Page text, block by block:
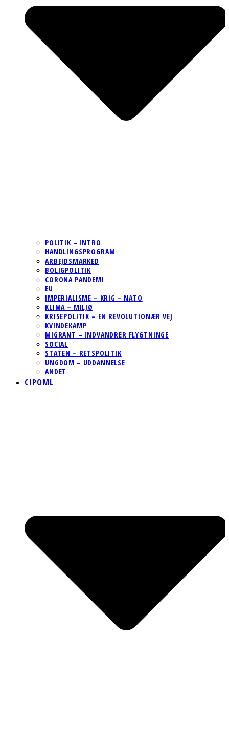
POLITIK – INTRO
HANDLINGSPROGRAM
ARBEJDSMARKED
BOLIGPOLITIK
CORONA PANDEMI
EU
IMPERIALISME – KRIG – NATO
KLIMA – MILJØ
KRISEPOLITIK – EN REVOLUTIONÆR VEJ
KVINDEKAMP
MIGRANT – INDVANDRER FLYGTNINGE
SOCIAL
STATEN – RETSPOLITIK
UNGDOM – UDDANNELSE
ANDET
CIPOML